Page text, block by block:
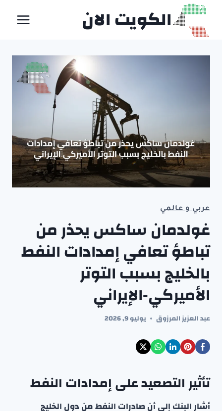
التجاوز
المحتوى
الكويت الان
عربي و عالمي
غولدمان ساكس يحذر من
تباطؤ تعافي إمدادات النفط
بالخليج بسبب التوتر
الأميركي‑الإيراني
عبد العزيز المرزوق يوليو 9, 2026
تأثير التصعيد على إمدادات النفط
أشار البنك إلى أن صادرات النفط من دول الخليج